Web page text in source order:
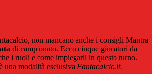
non mancano anche i consigli Mantra
di campionato. Ecco cinque giocatori da
i ruoli e come impiegarli in questo turno.
una modalità esclusiva Fantacalcio.it.